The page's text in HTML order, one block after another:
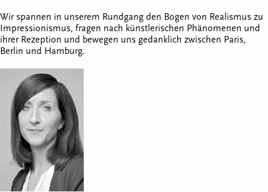
Wir spannen in unserem Rundgang den Bogen von Realismus zu
Impressionismus, fragen nach künstlerischen Phänomenen und
ihrer Rezeption und bewegen uns gedanklich zwischen Paris,
Berlin und Hamburg.